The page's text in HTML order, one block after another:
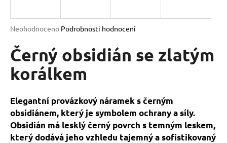
Průměrné
produktu
je
0,0
hvězdiček.
Neohodnoceno Podrobnosti hodnocení
Černý obsidián se zlatým
korálkem
Elegantní provázkový náramek s černým
obsidiánem, který je symbolem ochrany a síly.
Obsidián má lesklý černý povrch s temným leskem,
který dodává jeho vzhledu tajemný a sofistikovaný
j
t
?
HLEDAT